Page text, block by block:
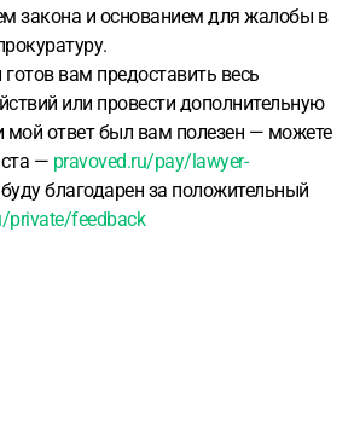
закона и основанием для жалобы в
вам предоставить весь
или провести дополнительную
мой ответ был вам полезен — можете
— pravoved.ru/pay/lawyer-
буду благодарен за положительный
private/feedback